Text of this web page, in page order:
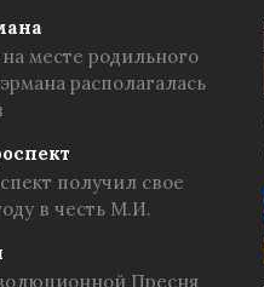
месте родильного
располагалась
получил свое
в честь М.И.
Пресня